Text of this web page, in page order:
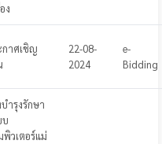
ง
กาศเชิญ
22-08-
2024
e-
Bidding
ำรุงรักษา
บ
พิวเตอร์แม่